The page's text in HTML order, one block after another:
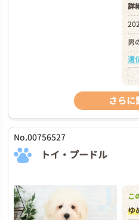
詳
男
遺
さらに
No.00756527
トイ・プードル
こ
ゆ